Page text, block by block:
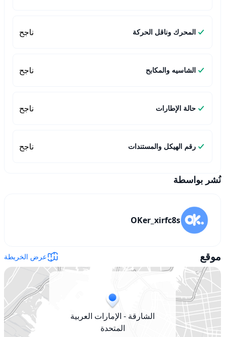
المحرك وناقل الحركة ناجح
الشاسيه والمكابح ناجح
حالة الإطارات ناجح
رقم الهيكل والمستندات ناجح
نُشر بواسطة
OKer_xirfc8s
موقع عرض الخريطة
الشارقة - الإمارات العربية
المتحدة